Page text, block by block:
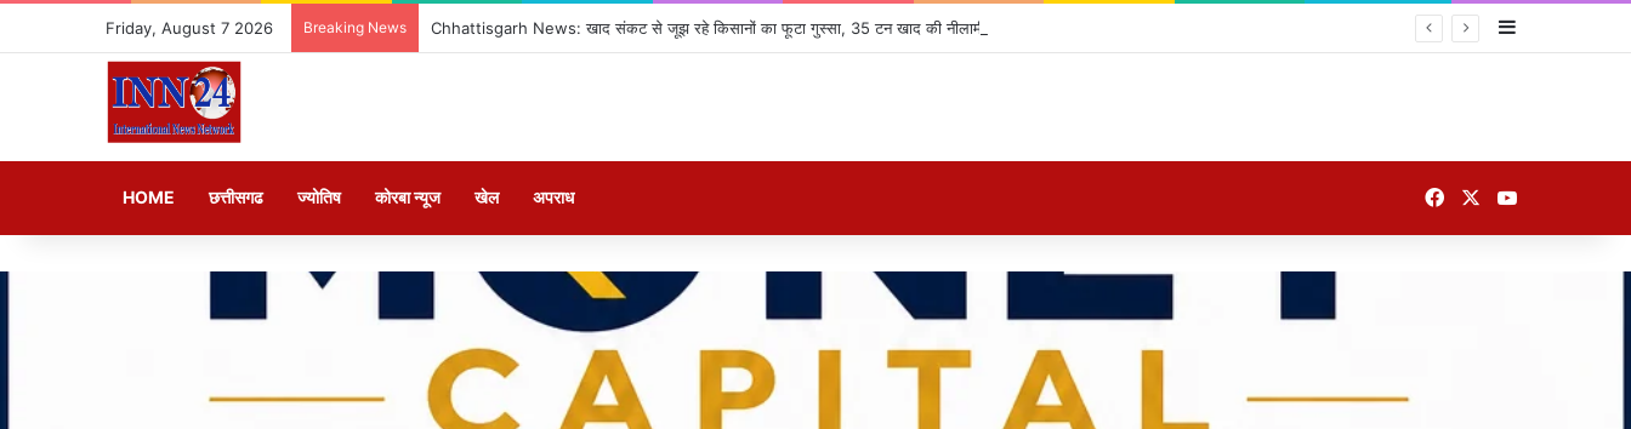
Friday, August 7 2026 Breaking News Chhattisgarh News: खाद संकट से जूझ रहे किसानों का फूटा गुस्सा, 35 टन खाद की नीलामी रद्द होने पर सड़क पर उतरे Sidebar
HOME छत्तीसगढ ज्योतिष कोरबा न्यूज खेल अपराध FacebookYouTube